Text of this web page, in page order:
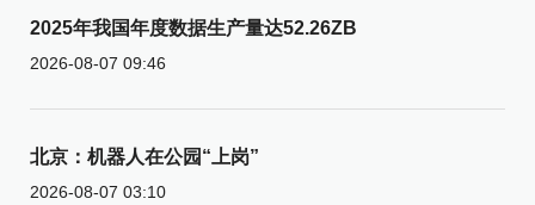
2025年我国年度数据生产量达52.26ZB
2026-08-07 09:46
北京：机器人在公园“上岗”
2026-08-07 03:10